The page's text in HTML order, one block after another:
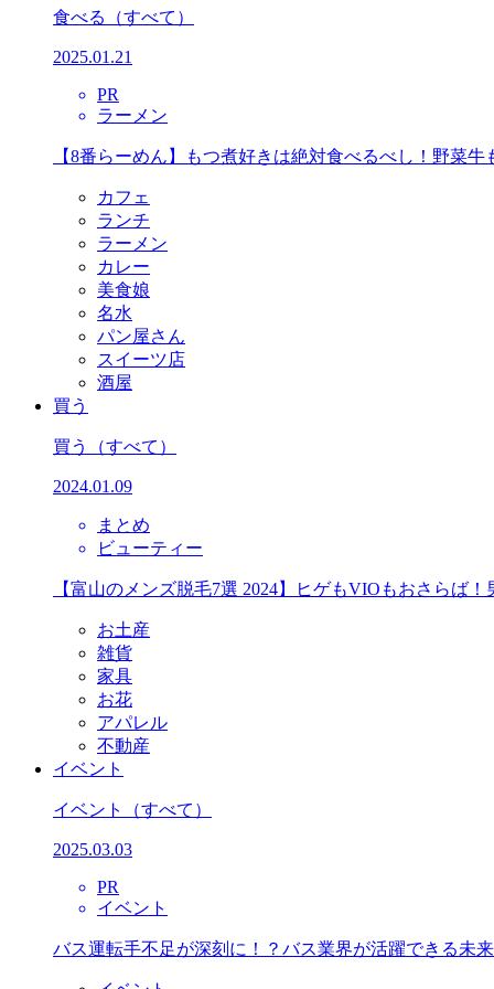
食べる （すべて）
2025.01.21
PR
ラーメン
【8番らーめん】もつ煮好きは絶対食べるべし！野菜
カフェ
ランチ
ラーメン
カレー
美食娘
名水
パン屋さん
スイーツ店
酒屋
買う
買う （すべて）
2024.01.09
まとめ
ビューティー
【富山のメンズ脱毛7選 2024】ヒゲもVIOもおさらば
お土産
雑貨
家具
お花
アパレル
不動産
イベント
イベント （すべて）
2025.03.03
PR
イベント
バス運転手不足が深刻に！？バス業界が活躍できる未